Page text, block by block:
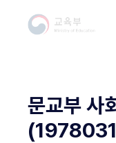
문교부 사